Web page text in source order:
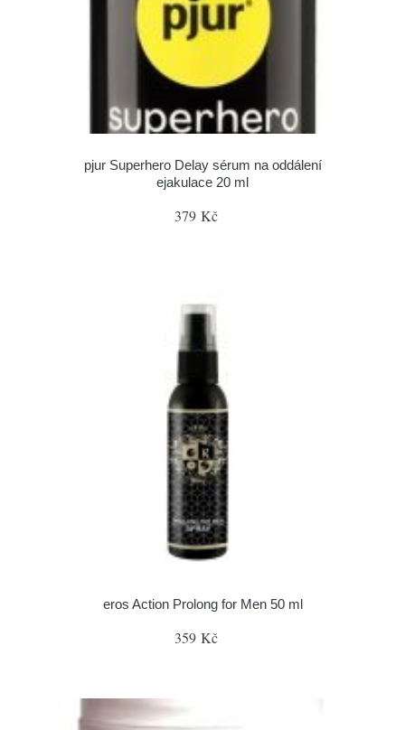
pjur Superhero Delay sérum na oddálení
ejakulace 20 ml
379 Kč
eros Action Prolong for Men 50 ml
359 Kč